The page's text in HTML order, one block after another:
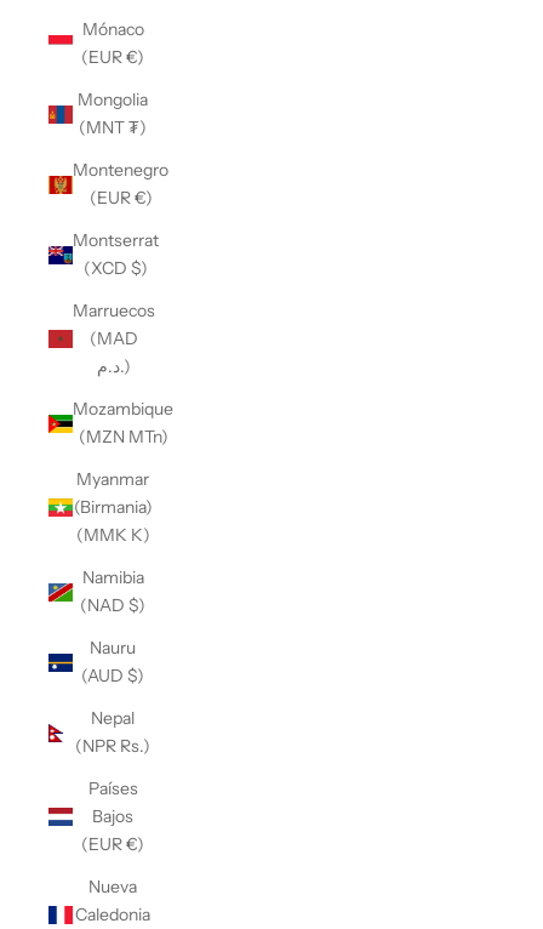
Mónaco
(EUR €)
Mongolia
(MNT ₮)
Montenegro
(EUR €)
Montserrat
(XCD $)
Marruecos
(MAD
د.م.)
Mozambique
(MZN MTn)
Myanmar
(Birmania)
(MMK K)
Namibia
(NAD $)
Nauru
(AUD $)
Nepal
(NPR Rs.)
Países
Bajos
(EUR €)
Nueva
Caledonia